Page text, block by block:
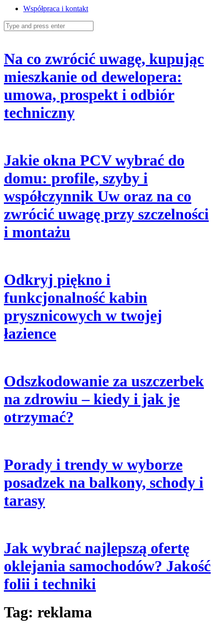
Współpraca i kontakt
Search
for:
Na co zwrócić uwagę, kupując
mieszkanie od dewelopera:
umowa, prospekt i odbiór
techniczny
Jakie okna PCV wybrać do
domu: profile, szyby i
współczynnik Uw oraz na co
zwrócić uwagę przy szczelności
i montażu
Odkryj piękno i
funkcjonalność kabin
prysznicowych w twojej
łazience
Odszkodowanie za uszczerbek
na zdrowiu – kiedy i jak je
otrzymać?
Porady i trendy w wyborze
posadzek na balkony, schody i
tarasy
Jak wybrać najlepszą ofertę
oklejania samochodów? Jakość
folii i techniki
Tag: reklama